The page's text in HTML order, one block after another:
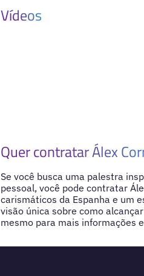
Vídeos
Quer contratar Álex
Se você busca uma palestra
pessoal, você pode contratar
carismáticos da Espanha e um
visão única sobre como
mesmo para mais informações